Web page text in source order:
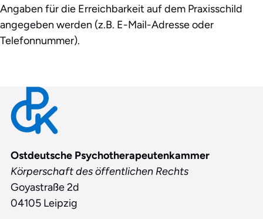
Angaben für die Erreichbarkeit auf dem Praxisschild
angegeben werden (z.B. E-Mail-Adresse oder
Telefonnummer).
Contact
Ostdeutsche Psychotherapeutenkammer
Körperschaft des öffentlichen Rechts
Goyastraße 2d
04105 Leipzig